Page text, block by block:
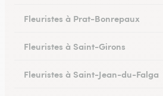
Fleuristes à Prat-Bonrepaux
Fleuristes à Saint-Girons
Fleuristes à Saint-Jean-du-Falga